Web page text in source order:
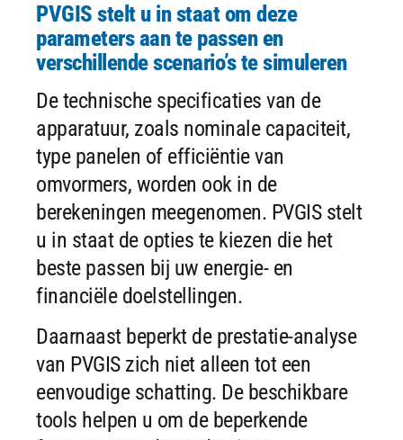
PVGIS stelt u in staat om deze
parameters aan te passen en
verschillende scenario’s te simuleren
De technische specificaties van de
apparatuur, zoals nominale capaciteit,
type panelen of efficiëntie van
omvormers, worden ook in de
berekeningen meegenomen. PVGIS stelt
u in staat de opties te kiezen die het
beste passen bij uw energie- en
financiële doelstellingen.
Daarnaast beperkt de prestatie-analyse
van PVGIS zich niet alleen tot een
eenvoudige schatting. De beschikbare
tools helpen u om de beperkende